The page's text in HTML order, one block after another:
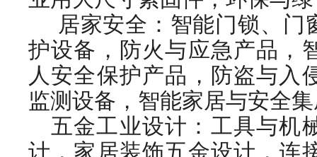
居家安全：智能门锁、门
护设备，防火与应急产品，
人安全保护产品，防盗与入
监测设备，智能家居与安全
五金工业设计：工具与机
计，家居装饰五金设计，连